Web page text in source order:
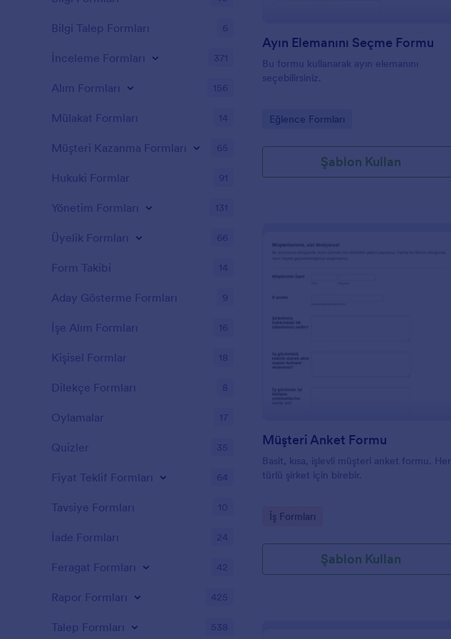
Ayın Elemanını Seçme Formu
Bu formu kullanarak ayın elemanını
seçebilirsiniz.
Go to Category:
Eğlence Formları
Şablon Kullan
Müşteri Anket Formu
Basit, kısa, işlevli müşteri anket formu. Her
türlü şirket için birebir.
Go to Category:
İş Formları
Şablon Kullan
Bilgi Talep Formları 6
İnceleme Formları 371
Alım Formları 156
Mülakat Formları 14
Müşteri Kazanma Formları 65
Hukuki Formlar 91
Yönetim Formları 131
Üyelik Formları 66
Form Takibi 14
Aday Gösterme Formları 9
İşe Alım Formları 16
Kişisel Formlar 18
Dilekçe Formları 8
Oylamalar 17
Quizler 35
Fiyat Teklif Formları 64
Tavsiye Formları 10
İade Formları 24
Feragat Formları 42
Rapor Formları 425
Talep Formları 538